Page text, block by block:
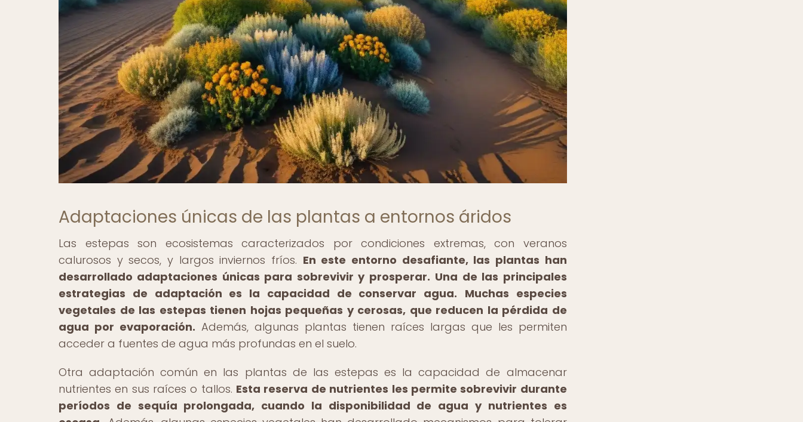
Adaptaciones únicas de las plantas a entornos áridos
Las estepas son ecosistemas caracterizados por condiciones extremas, con veranos
calurosos y secos, y largos inviernos fríos. En este entorno desafiante, las plantas han
desarrollado adaptaciones únicas para sobrevivir y prosperar. Una de las principales
estrategias de adaptación es la capacidad de conservar agua. Muchas especies
vegetales de las estepas tienen hojas pequeñas y cerosas, que reducen la pérdida de
agua por evaporación. Además, algunas plantas tienen raíces largas que les permiten
acceder a fuentes de agua más profundas en el suelo.
Otra adaptación común en las plantas de las estepas es la capacidad de almacenar
nutrientes en sus raíces o tallos. Esta reserva de nutrientes les permite sobrevivir durante
períodos de sequía prolongada, cuando la disponibilidad de agua y nutrientes es